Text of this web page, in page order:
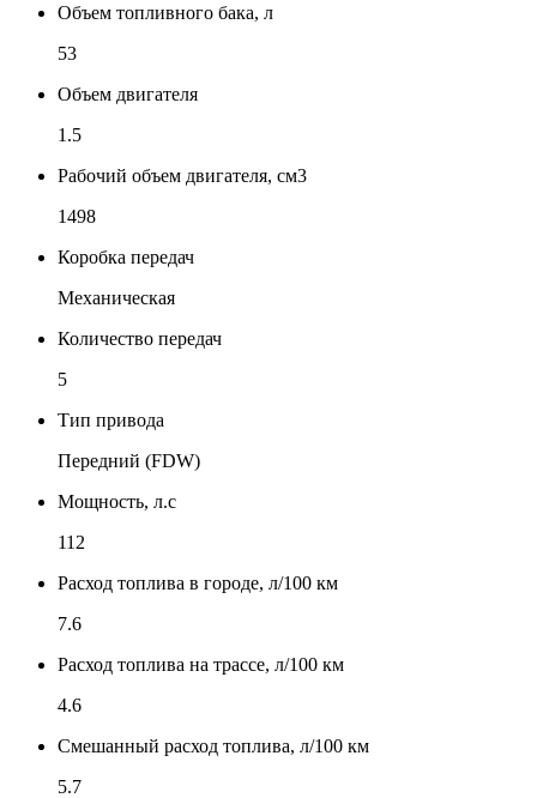
Объем топливного бака, л
53
Объем двигателя
1.5
Рабочий объем двигателя, см3
1498
Коробка передач
Механическая
Количество передач
5
Тип привода
Передний (FDW)
Мощность, л.с
112
Расход топлива в городе, л/100 км
7.6
Расход топлива на трассе, л/100 км
4.6
Смешанный расход топлива, л/100 км
5.7